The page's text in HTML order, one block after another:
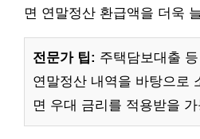
면 연말정산 환급액을 더욱
전문가 팁: 주택담보대출
연말정산 내역을 바탕으로
면 우대 금리를 적용받을